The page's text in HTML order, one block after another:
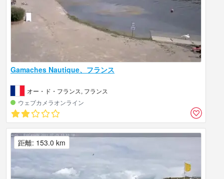
Gamaches Nautique、フランス
オー・ド・フランス, フランス
ウェブカメラオンライン
距離: 153.0 km